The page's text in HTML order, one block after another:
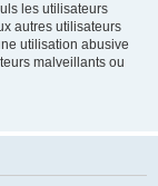
les utilisateurs
autres utilisateurs
utilisation abusive
malveillants ou